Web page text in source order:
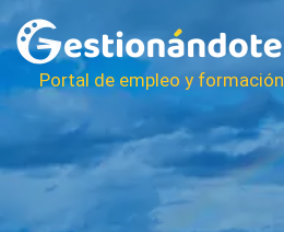
Portal de empleo y formación